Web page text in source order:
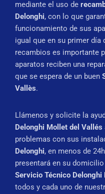
mediante el uso de
Delonghi, con lo que
funcionamiento de sus
igual que en su primer día
recambios es importante
aparatos reciben una
que se espera de un buen
Vallès.
Llámenos y solicite la
Delonghi Mollet del Vallés
problemas con sus
Delonghi, en menos de
presentará en su
Servicio Técnico
todos y cada uno de